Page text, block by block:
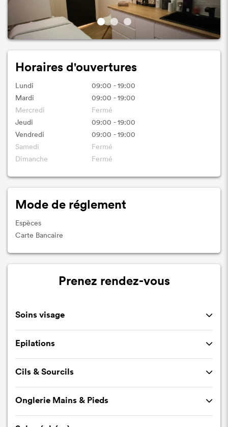
Horaires d'ouvertures
Lundi
09:00 - 19:00
Mardi
09:00 - 19:00
Mercredi
Fermé
Jeudi
09:00 - 19:00
Vendredi
09:00 - 19:00
Samedi
Fermé
Dimanche
Fermé
Mode de réglement
Espèces
Carte Bancaire
Prenez rendez-vous
Soins visage
Epilations
Cils & Sourcils
Onglerie Mains & Pieds